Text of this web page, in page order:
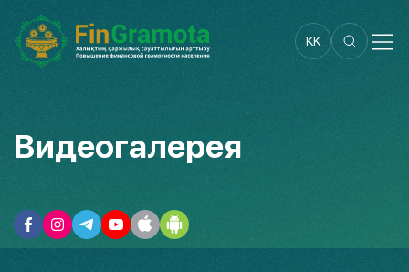
KK
Видеогалерея